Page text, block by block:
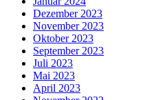
Dezember 2023
November 2023
Oktober 2023
September 2023
Juli 2023
Mai 2023
April 2023